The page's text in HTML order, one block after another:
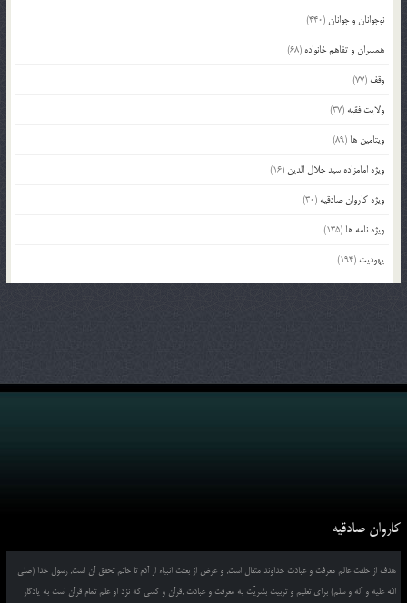
نوجوانان و جوانان(440)
همسران و تفاهم خانواده (68)
وقف (77)
ولایت فقیه (37)
ویتامین ها (89)
ویژه امامزاده سید جلال الدین (16)
ویژه کاروان صادقیه (30)
ویژه نامه ها (135)
یهودیت (194)
کاروان صادقیه
هدف از خلقت عالم معرفت و عبادت خداوند متعال است, و غرض از بعثت انبیاء از آدم تا خاتم تحقق آن است, رسول خدا (صلی
الله علیه و آله و سلم) برای تعلیم و تربیت بشریّت به معرفت و عبادت ,قرآن و کسی که نزد او علم تمام قرآن است به یادگار